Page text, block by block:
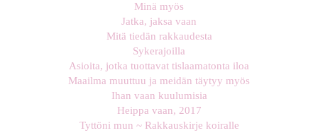
Minä myös
Jatka, jaksa vaan
Mitä tiedän rakkaudesta
Sykerajoilla
Asioita, jotka tuottavat tislaamatonta iloa
Maailma muuttuu ja meidän täytyy myös
Ihan vaan kuulumisia
Heippa vaan, 2017
Tyttöni mun ~ Rakkauskirje koiralle